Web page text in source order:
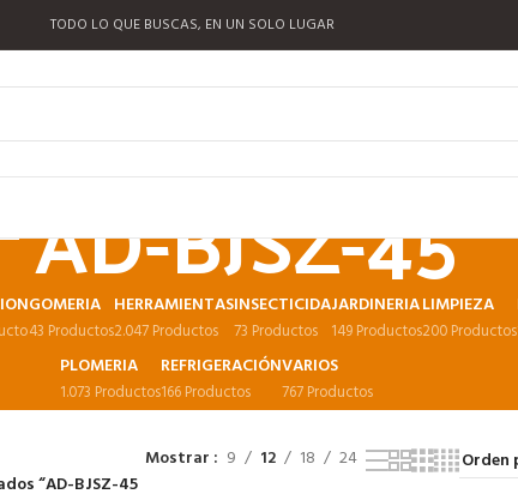
TODO LO QUE BUSCAS, EN UN SOLO LUGAR
AD-BJSZ-45
GOMERIA
43 Productos
HERRAMIENTAS
2.047 Productos
INSECTICIDA
73 Productos
JARDINERIA
149 Productos
LIMPIEZA
200 Productos
PLOMERIA
1.073 Productos
REFRIGERACIÓN
166 Productos
VARIOS
767 Productos
“AD-BJSZ-45
Mostrar 9 12 18 24